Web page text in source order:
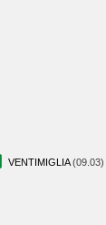
VENTIMIGLIA(09.03)